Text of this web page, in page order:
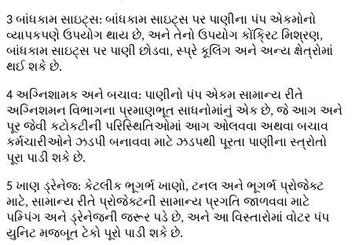
3 બાંધકામ સાઇટ્સ: બાંધકામ સાઇટ્સ પર પાણીના પંપ એકમોનો
વ્યાપકપણે ઉપયોગ થાય છે, અને તેનો ઉપયોગ કોંક્રિટ મિશ્રણ,
બાંધકામ સાઇટ્સ પર પાણી છોડવા, સ્પ્રે કૂલિંગ અને અન્ય ક્ષેત્રોમાં
થઈ શકે છે.
4 અગ્નિશામક અને બચાવ: પાણીનો પંપ એકમ સામાન્ય રીતે
અગ્નિશમન વિભાગના પ્રમાણભૂત સાધનોમાંનું એક છે, જે આગ અને
પૂર જેવી કટોકટીની પરિસ્થિતિઓમાં આગ ઓલવવા અથવા બચાવ
કર્મચારીઓને ઝડપી બનાવવા માટે ઝડપથી પૂરતા પાણીના સ્ત્રોતો
પૂરા પાડી શકે છે.
5 ખાણ ડ્રેનેજ: કેટલીક ભૂગર્ભ ખાણો, ટનલ અને ભૂગર્ભ પ્રોજેક્ટ
માટે, સામાન્ય રીતે પ્રોજેક્ટની સામાન્ય પ્રગતિ જાળવવા માટે
પમ્પિંગ અને ડ્રેનેજની જરૂર પડે છે, અને આ વિસ્તારોમાં વોટર પંપ
યુનિટ મજબૂત ટેકો પૂરો પાડી શકે છે.